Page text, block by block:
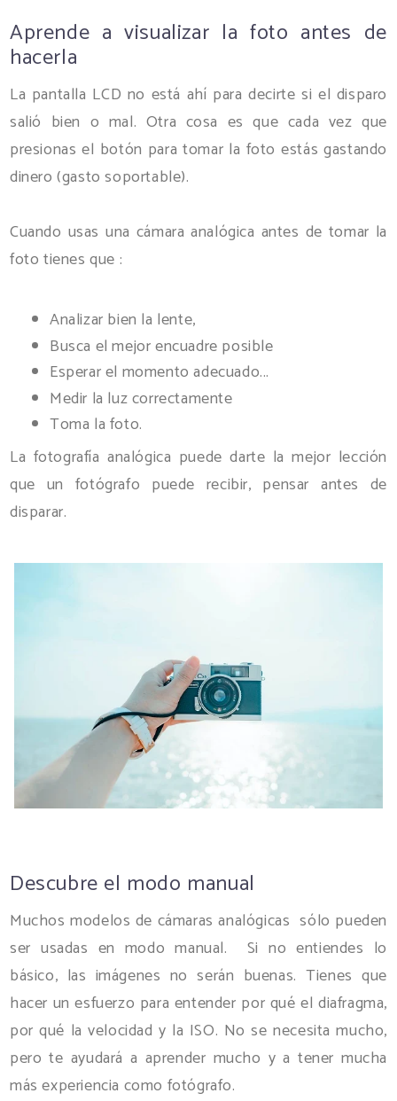
Aprende a visualizar la foto antes de
hacerla
La pantalla LCD no está ahí para decirte si el disparo
salió bien o mal. Otra cosa es que cada vez que
presionas el botón para tomar la foto estás gastando
dinero (gasto soportable).
Cuando usas una cámara analógica antes de tomar la
foto tienes que :
Analizar bien la lente,
Busca el mejor encuadre posible
Esperar el momento adecuado...
Medir la luz correctamente
Toma la foto.
La fotografía analógica puede darte la mejor lección
que un fotógrafo puede recibir, pensar antes de
disparar.
Descubre el modo manual
Muchos modelos de cámaras analógicas sólo pueden
ser usadas en modo manual. Si no entiendes lo
básico, las imágenes no serán buenas. Tienes que
hacer un esfuerzo para entender por qué el diafragma,
por qué la velocidad y la ISO. No se necesita mucho,
pero te ayudará a aprender mucho y a tener mucha
más experiencia como fotógrafo.